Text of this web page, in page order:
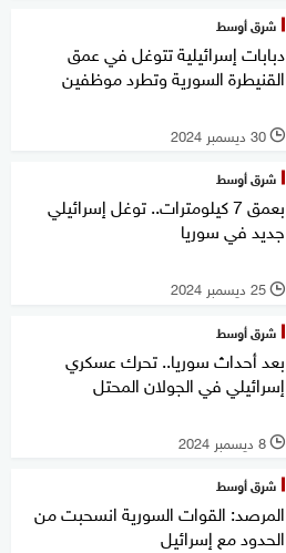
شرق أوسط
دبابات إسرائيلية تتوغل في عمق
القنيطرة السورية وتطرد موظفين
l 30 ديسمبر 2024
شرق أوسط
بعمق 7 كيلومترات.. توغل إسرائيلي
جديد في سوريا
l 25 ديسمبر 2024
شرق أوسط
بعد أحداث سوريا.. تحرك عسكري
إسرائيلي في الجولان المحتل
l 8 ديسمبر 2024
شرق أوسط
المرصد: القوات السورية انسحبت من
الحدود مع إسرائيل